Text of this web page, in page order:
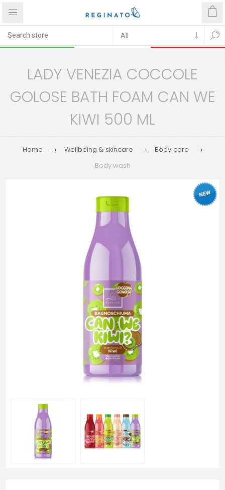
LADY VENEZIA COCCOLE
GOLOSE BATH FOAM CAN WE
KIWI 500 ML
Home Wellbeing & skincare
Body care
Body wash